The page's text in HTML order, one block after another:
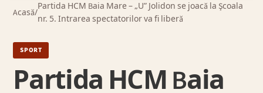
Acasă/
Partida HCM Baia Mare – „U” Jolidon se joacă la Şcoala
nr. 5. Intrarea spectatorilor va fi liberă
SPORT
Partida HCM Baia